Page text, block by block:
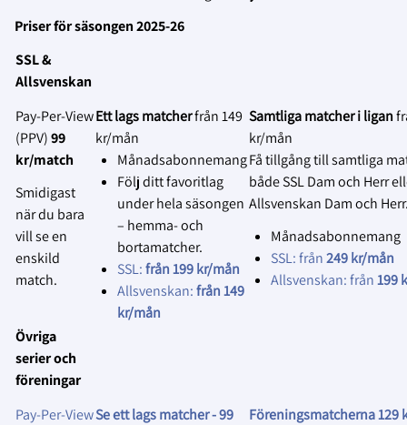
Den tekniska lösningen kommer att
vidareutvecklas löpande under hela
avtalsperioden samtidigt som
användarfeedback kommer att samlas in
önskemål.
connection
Läs mer om installationer här:
https://support.spiideo.com/en/collections/
spiideo-camera-systems-installations
Är du eller din klubb intresserade av att
skaffa en Spiideo? Följ länken nedan:
https://www.solidsport.com/en/products/
automated-live-broadcast-and-analysis-
for-games-and-practices/
Skylta tydligt vid entrén att
Påminn gärna publiken
muntligt via speakern om detta
vid behov.
2. Erbjud dolda platser för publiken:
Tillhandahåll särskilda platser
där åskådare kan sitta utan att
synas i livesändningen eller på
inspelningen.
Informera om var materialet används
Informera lagen, domarna och
publiceras eller användas.
Priser för säsongen 2025-26
SSL &
Allsvenskan
Pay‑Per‑View
(PPV)99
kr/match
Smidigast
när du bara
vill se en
enskild
match.
Ett lags matcherfrån 149
kr/mån
Månadsabonnemang
Följ ditt favoritlag
under hela säsongen
– hemma- och
bortamatcher.
SSL:från 199 kr/mån
Allsvenskan:från 149
kr/mån
Samtliga matcher i ligan
kr/mån
Få tillgång till samtliga
både SSL Dam och Herr
Allsvenskan Dam och
Månadsabonnemang
SSL: från249 kr/mån
Allsvenskan: från199
Övriga
serier och
föreningar
Pay‑Per‑ViewSe ett lags matcher -99
Föreningsmatcherna 129